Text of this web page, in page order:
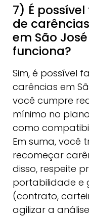
7) É
de
em São
funciona?
Sim, é possível
carências em
você cumpre
mínimo no
como
Em suma, você
recomeçar
disso, respeite
portabilidade e
(contrato,
agilizar a